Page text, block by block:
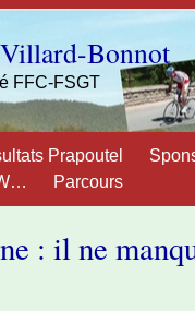
Bonnot
FSGT
Prapoutel
Parcours
: il ne